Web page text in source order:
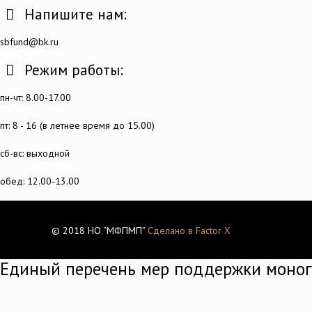
Напишите нам:
sbfund@bk.ru
Режим работы:
пн-чт: 8.00-17.00
пт: 8 - 16 (в летнее время до 15.00)
сб-вс: выходной
обед: 12.00-13.00
© 2018 НО “МФПМП”Сделано в Factor X
Единый перечень мер поддержки